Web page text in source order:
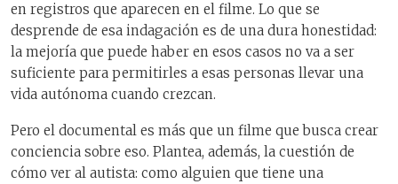
en registros que aparecen en el filme. Lo que se
desprende de esa indagación es de una dura honestidad:
la mejoría que puede haber en esos casos no va a ser
suficiente para permitirles a esas personas llevar una
vida autónoma cuando crezcan.
Pero el documental es más que un filme que busca crear
conciencia sobre eso. Plantea, además, la cuestión de
cómo ver al autista: como alguien que tiene una